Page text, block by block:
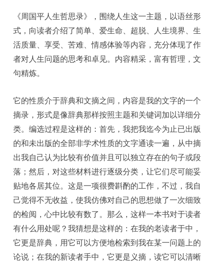
《周国平人生哲思录》，围绕人生这一主题，以语丝形
式，向读者介绍了简单、爱生命、超脱、人生境界、生
活质量、享受、苦难、情感体验等内容，充分体现了作
者对人生问题的思考和卓见。内容精采，富有哲理，文
句精炼。
它的性质介于辞典和文摘之间，内容是我的文字的一个
摘录，形式是像辞典那样按照主题和关键词加以详细分
类。编选过程是这样的：首先，我把我迄今为止已出版
的和未出版的全部非学术性质的文字通读一遍，从中摘
出我自己认为比较有价值并且可以独立存在的句子或段
落；然后，对这些材料进行逐级分类，让它们尽可能妥
贴地各居其位。这是一项很费斟酌的工作，不过，我自
己觉得不无收益，使我仿佛对自己的思想做了一次细致
的检阅，心中比较有数了。那么，这样一本书对于读者
有什么用处呢？我猜想是这样的：在我的老读者于中，
它更是辞典，用它可以方便地检索到我在某一问题上的
论说；在我的新读者手中，它更是义摘，读它可以清晰